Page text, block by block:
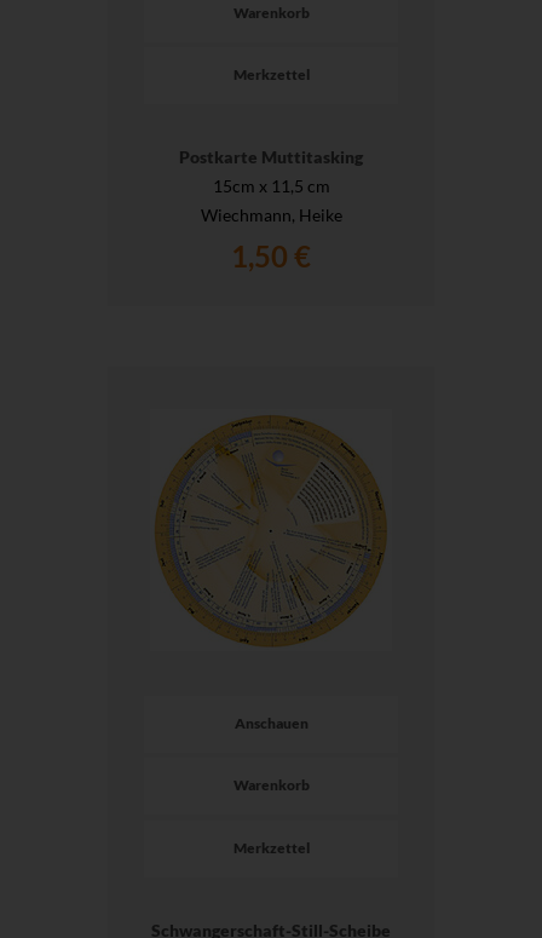
Warenkorb
Merkzettel
Postkarte Muttitasking
15cm x 11,5 cm
Wiechmann, Heike
1,50 €
Anschauen
Warenkorb
Merkzettel
Schwangerschaft-Still-Scheibe